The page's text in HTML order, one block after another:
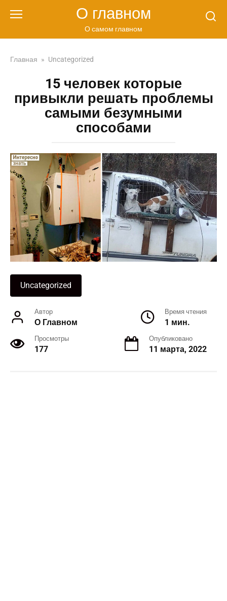
О главном
О самом главном
Главная » Uncategorized
15 человек которые
привыкли решать проблемы
самыми безумными
способами
Uncategorized
Автор
О Главном
Время чтения
1 мин.
Просмотры
177
Опубликовано
11 марта, 2022